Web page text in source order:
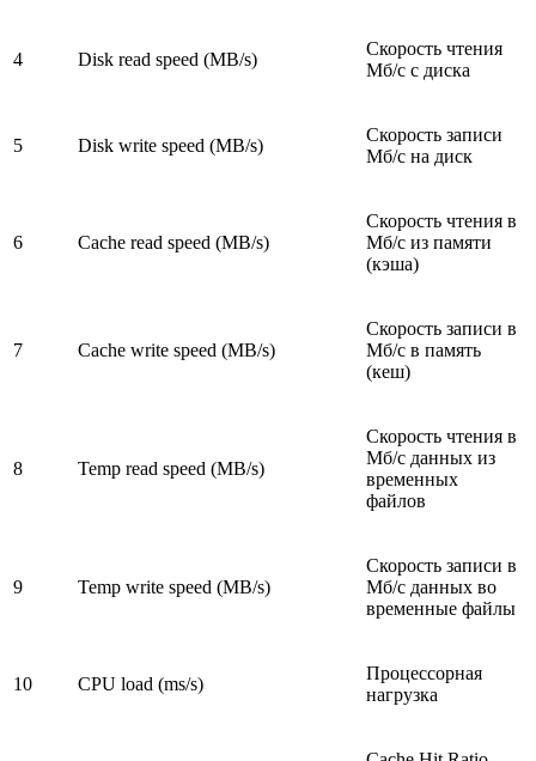
4 Disk read speed (MB/s)
Скорость чтения
Мб/c с диска
5 Disk write speed (MB/s)
Скорость записи
Мб/c на диск
6 Cache read speed (MB/s)
Скорость чтения в
Мб/c из памяти
(кэша)
7 Cache write speed (MB/s)
Скорость записи в
Мб/c в память
(кеш)
8 Temp read speed (MB/s)
Скорость чтения в
Мб/c данных из
временных
файлов
9 Temp write speed (MB/s)
Скорость записи в
Мб/c данных во
временные файлы
10 CPU load (ms/s)
Процессорная
нагрузка